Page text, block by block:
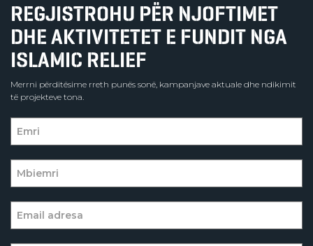
REGJISTROHU PËR NJOFTIMET
DHE AKTIVITETET E FUNDIT NGA
ISLAMIC RELIEF
Merrni përditësime rreth punës sonë, kampanjave aktuale dhe ndikimit
të projekteve tona.